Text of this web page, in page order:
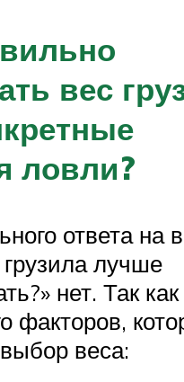
вес
ловли?
ответа на
лучше
нет. Так
факторов,
веса: